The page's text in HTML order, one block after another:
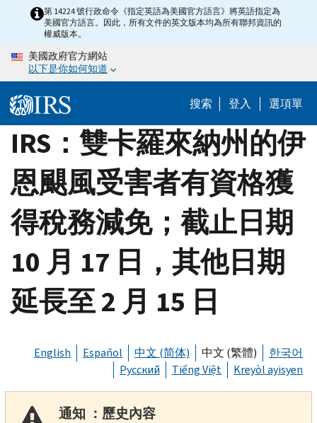
content
第 14224 號行政命令《指定英語為美國官方語言》將英語指定為
美國官方語言。因此，所有文件的英文版本均為所有聯邦資訊的
權威版本。
美國政府官方網站
以下是你如何知道
搜索 登入 選項單
IRS：雙卡羅來納州的伊
恩颶風受害者有資格獲
得稅務減免；截止日期
10 月 17 日，其他日期
延長至 2 月 15 日
English Español 中文 (简体) 中文 (繁體)
한국어
Русский
Tiếng Việt Kreyòl ayisyen
通知 ：歷史內容